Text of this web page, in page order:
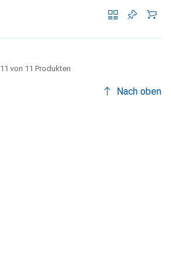
11 von 11 Produkten
Nach oben